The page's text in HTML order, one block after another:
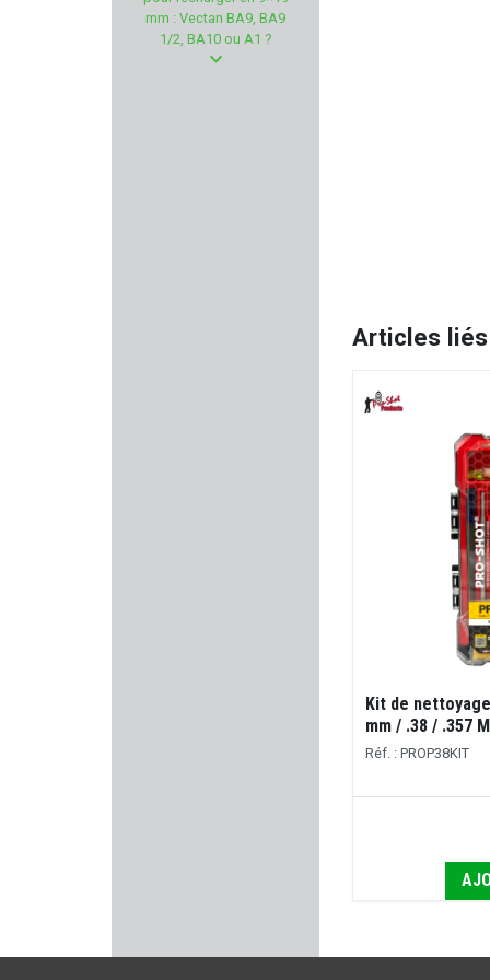
ELECTRO POINT
GSG - German Sport Gun
mm : Vectan BA9, BA9
1/2, BA10 ou A1 ?
Articles
Kit de
mm / .38 / .357
Réf. : PROP38KIT